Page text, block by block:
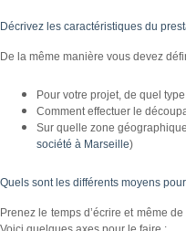
Décrivez les caractéristiques du
De la même manière vous devez
Pour votre projet, de quel
Comment effectuer le
Sur quelle zone
société à Marseille)
Quels sont les différents moyens
Prenez le temps d’écrire et même